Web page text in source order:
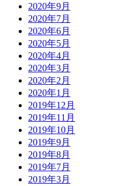
2020年9月
2020年7月
2020年6月
2020年5月
2020年4月
2020年3月
2020年2月
2020年1月
2019年12月
2019年11月
2019年10月
2019年9月
2019年8月
2019年7月
2019年3月